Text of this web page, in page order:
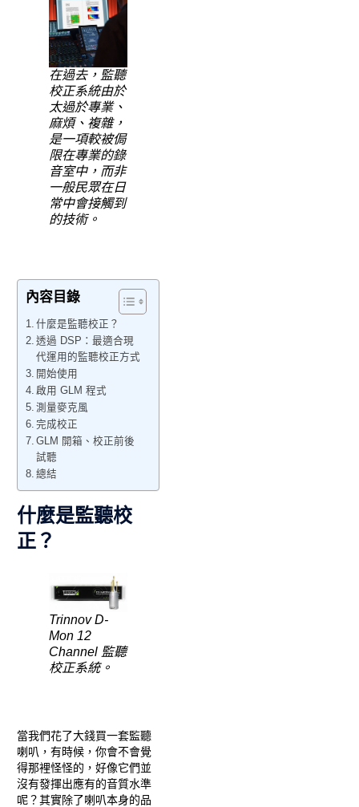
在過去，監聽
校正系統由於
太過於專業、
麻煩、複雜，
是一項較被侷
限在專業的錄
音室中，而非
一般民眾在日
常中會接觸到
的技術。
內容目錄
什麼是監聽校正？
透過 DSP：最適合現
代運用的監聽校正方式
開始使用
啟用 GLM 程式
測量麥克風
完成校正
GLM 開箱、校正前後
試聽
總結
什麼是監聽校
正？
Trinnov D-
Mon 12
Channel 監聽
校正系統。
當我們花了大錢買一套監聽
喇叭，有時候，你會不會覺
得那裡怪怪的，好像它們並
沒有發揮出應有的音質水準
呢？其實除了喇叭本身的品